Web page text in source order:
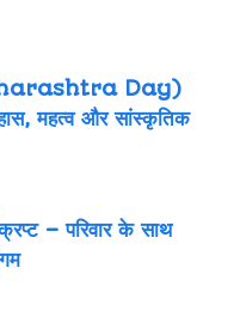
Day)
महत्व और सांस्कृतिक
– परिवार के साथ